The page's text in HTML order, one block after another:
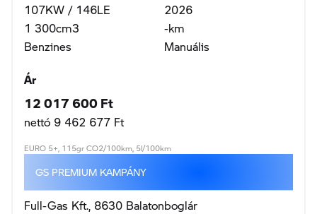
107KW / 146LE
1 300cm3
Benzines
2026
-km
Manuális
Ár
12 017 600 Ft
nettó 9 462 677 Ft
EURO 5+, 115gr CO2/100km, 5l/100km
GS PREMIUM KAMPÁNY
Full-Gas Kft., 8630 Balatonboglár